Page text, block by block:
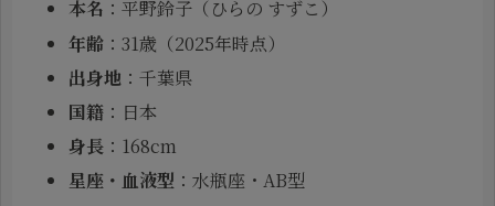
本名 ：平野鈴子（ひらの すずこ）
年齢 ：31歳（2025年時点）
出身地 ：千葉県
国籍 ：日本
身長 ：168cm
星座・血液型 ：水瓶座・AB型